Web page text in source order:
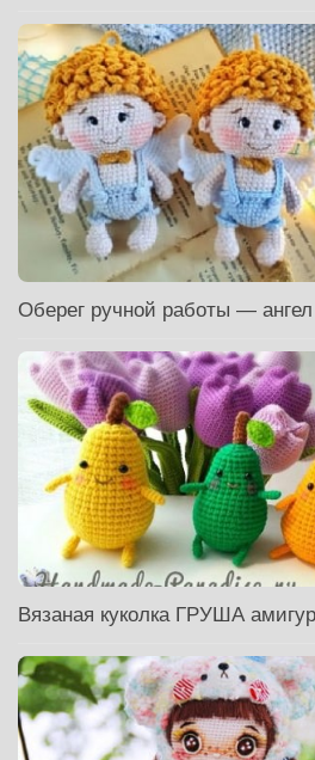
Оберег ручной работы —
Вязаная куколка ГРУША